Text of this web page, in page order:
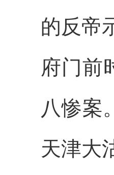
的反帝
府门前
八惨案
天津大